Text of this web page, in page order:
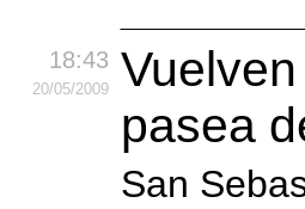
18:43
20/05/2009
pasea
San